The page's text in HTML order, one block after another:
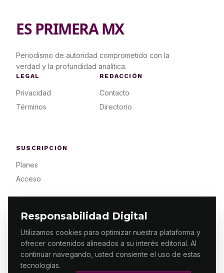
Responsabilidad Digital
Utilizamos cookies para optimizar nuestra plataforma y
ofrecer contenidos alineados a su interés editorial. Al
continuar navegando, usted consiente el uso de estas
tecnologías.
ES PRIMERA MX
Periodismo de autoridad comprometido con la
verdad y la profundidad analítica.
LEGAL
Privacidad
Términos
REDACCIÓN
Contacto
Directorio
SUSCRIPCIÓN
Planes
Acceso
© 2026 ES PRIMERA MX. ALGUNOS DERECHOS
RESERVADOS / DESIGNMAKING.MX